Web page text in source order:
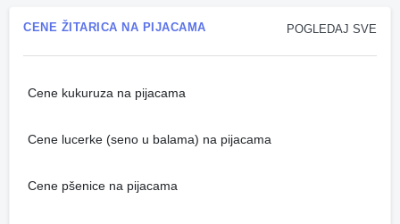
POGLEDAJ SVE
CENE ŽITARICA NA PIJACAMA
Cene kukuruza na pijacama
Cene lucerke (seno u balama) na pijacama
Cene pšenice na pijacama